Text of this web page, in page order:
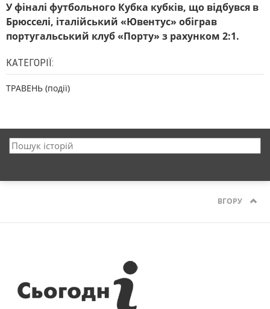
У фіналі футбольного Кубка кубків, що відбувся в
Брюсселі, італійський «Ювентус» обіграв
португальський клуб «Порту» з рахунком 2:1.
КАТЕГОРІЇ:
ТРАВЕНЬ (події)
ВГОРУ